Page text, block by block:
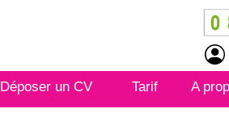
Déposer un CV Tarif A